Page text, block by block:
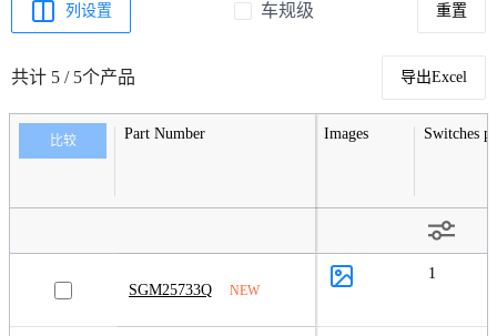
列设置 车规级 重置
共计 5 / 5个产品 导出Excel
比较 Part Number Images Switches
SGM25733Q NEW
1